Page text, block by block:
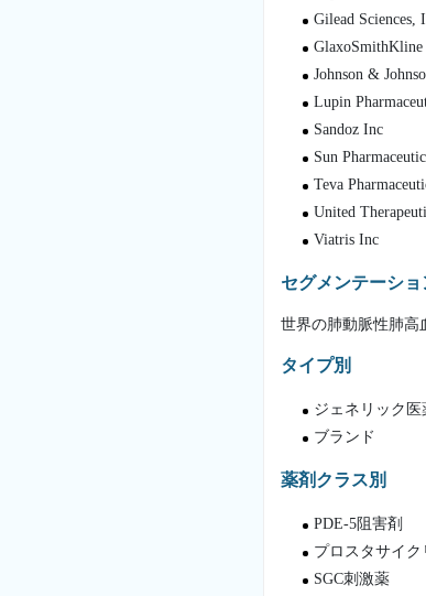
Gilead Sciences,
GlaxoSmithKline
Johnson &
Lupin
Sandoz Inc
Sun
Teva
United
Viatris Inc
セグメンテーシ
世界の肺動脈性肺高
タイプ別
ジェネリック医
ブランド
薬剤クラス別
PDE-5阻害剤
プロスタサイ
SGC刺激薬